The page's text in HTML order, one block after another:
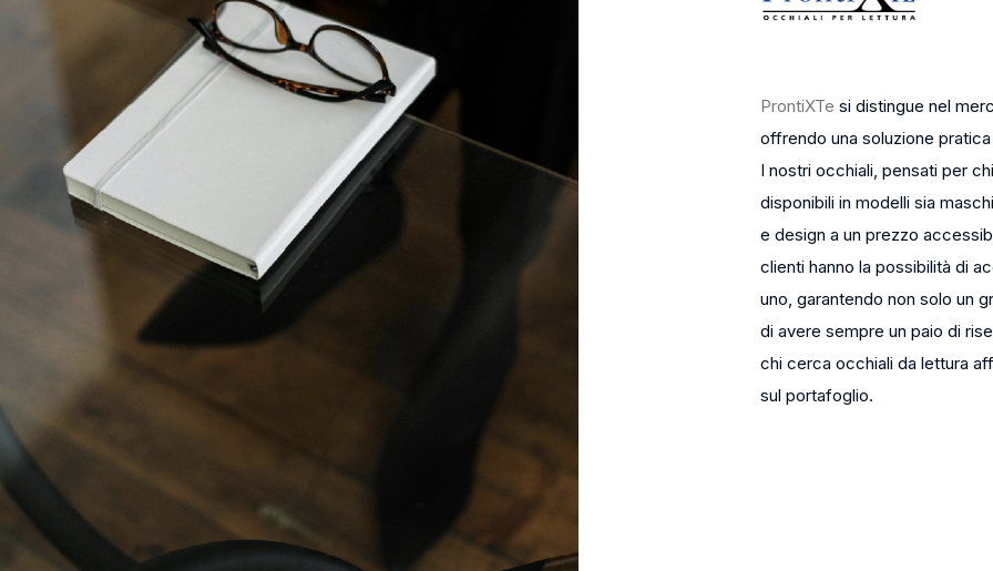
ProntiXTe si distingue nel
offrendo una soluzione
I nostri occhiali, pensati per
disponibili in modelli sia
e design a un prezzo
clienti hanno la possibilità di
uno, garantendo non solo un
di avere sempre un paio di
chi cerca occhiali da lettura
sul portafoglio.